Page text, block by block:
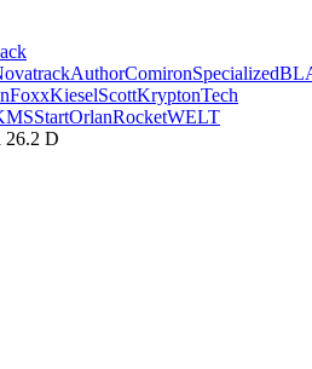
AuthorComironSpecialized
FoxxKieselScottKryptonTech
StartOrlanRocketWELT
26.2 D